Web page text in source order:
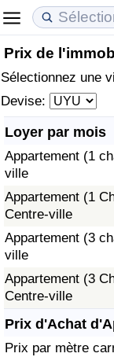
Prix de
Sélectionnez une
Devise:
Loyer par mois
Appartement (1
ville
Appartement (1
Centre-ville
Appartement (3
ville
Appartement (3
Centre-ville
Prix d'Achat
Prix par mètre
Coût de la vie
Indice du Coût
Indice du Coût
Indice du coût
à Akaba
Prix de
Indice des Prix
Indice des Prix
Indice des Prix
Qualité de Vie
Indice de Qualité
Indice de
Indice de qualité
Criminalité
Indice de
Indice de
Indice de